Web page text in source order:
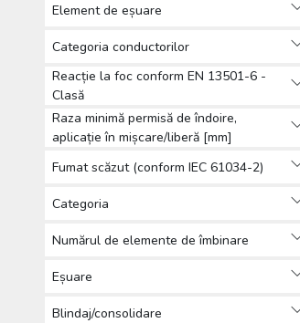
Element de eșuare
Categoria conductorilor
Reacție la foc conform EN 13501-6 -
Clasă
Raza minimă permisă de îndoire,
aplicație în mișcare/liberă [mm]
Fumat scăzut (conform IEC 61034-2)
Categoria
Numărul de elemente de îmbinare
Eșuare
Blindaj/consolidare